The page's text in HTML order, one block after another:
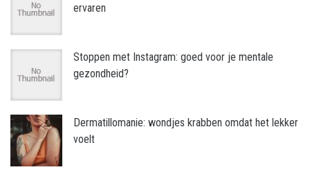
ervaren
Stoppen met Instagram: goed voor je mentale
gezondheid?
Dermatillomanie: wondjes krabben omdat het lekker
voelt